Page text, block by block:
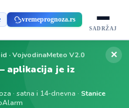
vremeprognoza.rs
SADRŽAJ
· VojvodinaMeteo V2.0
aplikacija je iz
· satna i 14-dnevna · Stanice
✕